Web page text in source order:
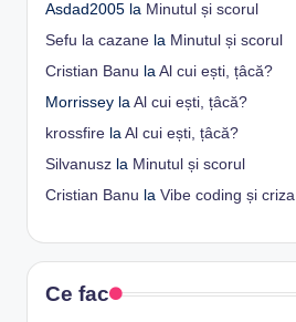
Asdad2005 la Minutul și scorul
Sefu la cazane la Minutul și scorul
Cristian Banu la Al cui ești, țâcă?
Morrissey la Al cui ești, țâcă?
krossfire la Al cui ești, țâcă?
Silvanusz la Minutul și scorul
Cristian Banu la Vibe coding și
Ce fac